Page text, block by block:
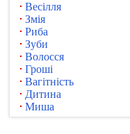
Весілля
Змія
Риба
Зуби
Волосся
Гроші
Вагітність
Дитина
Миша